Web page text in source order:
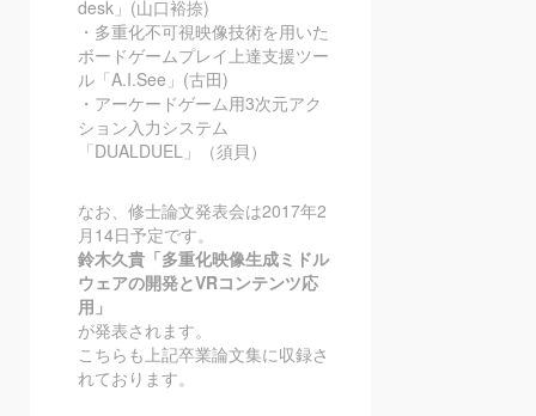
desk」(山口裕捺)
・多重化不可視映像技術を用いた
ボードゲームプレイ上達支援ツー
ル「A.I.See」(古田)
・アーケードゲーム用3次元アク
ション入力システム
「DUALDUEL」（須貝）
なお、修士論文発表会は2017年2
月14日予定です。
鈴木久貴「多重化映像生成ミドル
ウェアの開発とVRコンテンツ応
用」
が発表されます。
こちらも上記卒業論文集に収録さ
れております。